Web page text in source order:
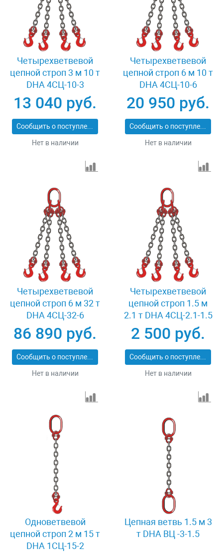
Четырехветвевой
цепной строп 3 м 10 т
DHA 4СЦ-10-3
13 040 руб.
Сообщить о поступлении
Нет в наличии
Четырехветвевой
цепной строп 6 м 10 т
DHA 4СЦ-10-6
20 950 руб.
Сообщить о поступлении
Нет в наличии
Четырехветвевой
цепной строп 6 м 32 т
DHA 4СЦ-32-6
86 890 руб.
Сообщить о поступлении
Нет в наличии
Четырехветвевой
цепной строп 1.5 м
2.1 т DHA 4СЦ-2.1-1.5
2 500 руб.
Сообщить о поступлении
Нет в наличии
Одноветвевой
цепной строп 2 м 15 т
DHA 1СЦ-15-2
Цепная ветвь 1.5 м 3
т DHA ВЦ -3-1.5